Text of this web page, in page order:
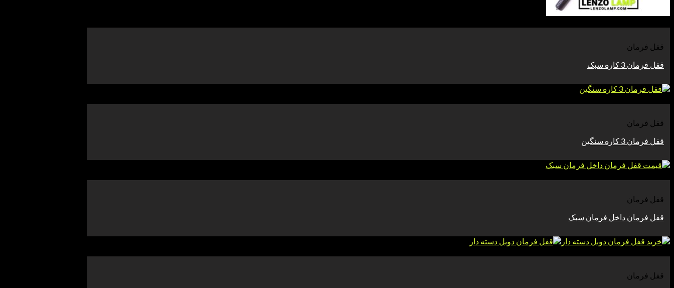
قفل فرمان
قفل فرمان 3 کاره سبک
قفل فرمان
قفل فرمان 3 کاره سنگین
قفل فرمان
قفل فرمان داخل فرمان سبک
قفل فرمان